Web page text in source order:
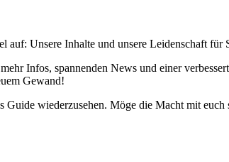
Unsere Inhalte und unsere Leidenschaft
Infos, spannenden News und einer
Gewand!
Guide wiederzusehen. Möge die Macht mit euch